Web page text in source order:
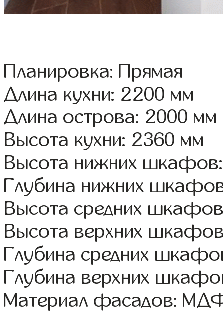
Планировка: Прямая
Длина кухни: 2200 мм
Длина острова: 2000 мм
Высота кухни: 2360 мм
Высота нижних
Глубина нижних
Высота средних
Высота верхних
Глубина средних
Глубина верхних
Материал фасадов: